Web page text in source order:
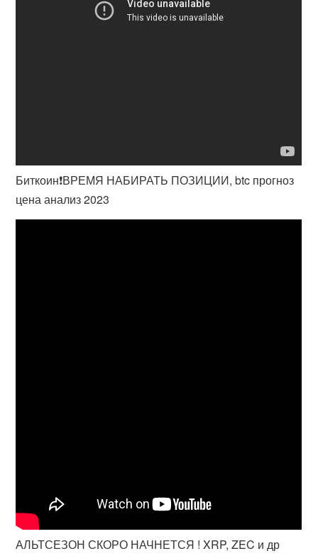
Биткоин❗️ВРЕМЯ НАБИРАТЬ ПОЗИЦИИ, btc прогноз
цена анализ 2023
АЛЬТСЕЗОН СКОРО НАЧНЕТСЯ ! XRP, ZEC и др